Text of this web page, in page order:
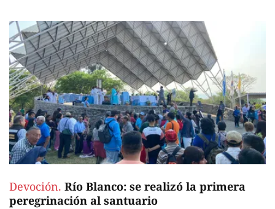
Devoción. Río Blanco: se realizó la primera
peregrinación al santuario